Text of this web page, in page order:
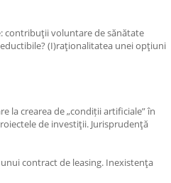
contribuţii voluntare de sănătate
(I)raţionalitatea unei opţiuni
la crearea de „condiții artificiale” în
de investiţii. Jurisprudenţă
contract de leasing. Inexistenţa